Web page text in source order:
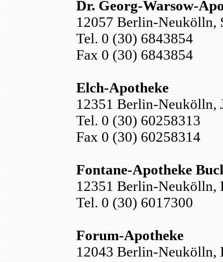
Dr. Georg-Warsow-
12057 Berlin-Neukölln,
Tel. 0 (30) 6843854
Fax 0 (30) 6843854
Elch-Apotheke
12351 Berlin-Neukölln,
Tel. 0 (30) 60258313
Fax 0 (30) 60258314
Fontane-Apotheke
12351 Berlin-Neukölln,
Tel. 0 (30) 6017300
Forum-Apotheke
12043 Berlin-Neukölln,